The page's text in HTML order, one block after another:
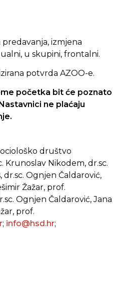
izmjena
u skupini, frontalni.
potvrda AZOO-e.
početka bit će poznato
ne plaćaju
društvo
Krunoslav Nikodem, dr.sc.
dr.sc. Ognjen Čaldarović,
Žažar, prof.
Ognjen Čaldarović, Jana
prof.
; info@hsd.hr;